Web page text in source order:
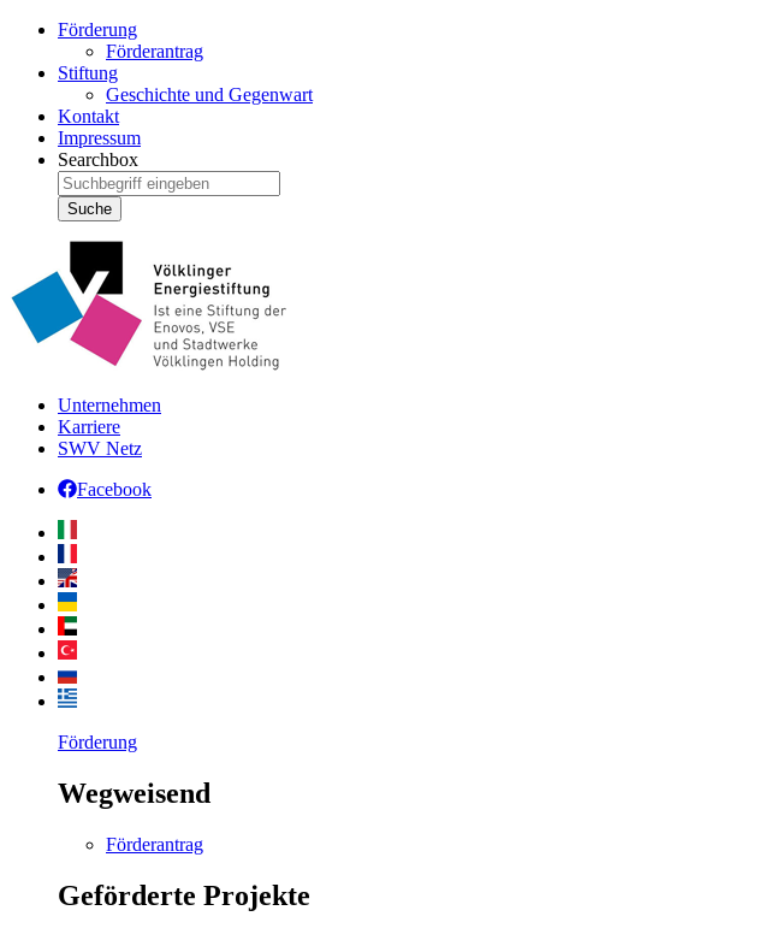
Förderung
Förderantrag
Stiftung
Geschichte und Gegenwart
Kontakt
Impressum
Searchbox
Unternehmen
Karriere
SWV Netz
Facebook
Förderung
Wegweisend
Förderantrag
Geförderte Projekte